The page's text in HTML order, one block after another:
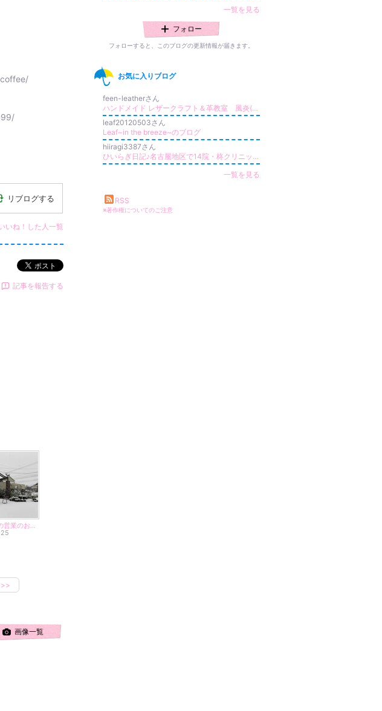
リブログする
いね！した人一覧
ポスト
記事を報告する
年末年始の営業のお知らせ
>>
画像一覧
一覧を見る
フォロー
フォローすると、このブログの更新情報が届きます。
お気に入りブログ
feen-leatherさん
ハンドメイド レザークラフト＆革教室 風炎(フェーン)
leaf20120503さん
Leaf~in the breeze~のブログ
hiiragi3387さん
ひいらぎ日記♪名古屋地区で14院・柊クリニックグループ
一覧を見る
RSS
※著作権についてのご注意